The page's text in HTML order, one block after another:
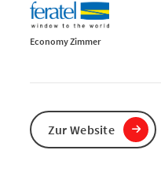
Economy Zimmer
Zur Website